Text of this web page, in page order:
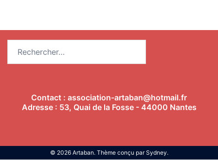
Contact : association-artaban@hotmail.fr
Adresse : 53, Quai de la Fosse - 44000 Nantes
© 2026 Artaban. Thème conçu parSydney.